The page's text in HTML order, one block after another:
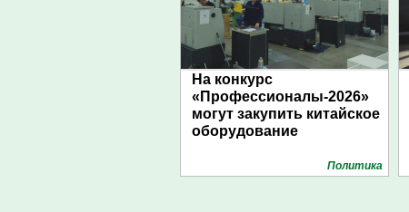
На конкурс
«Профессионалы-2026»
могут закупить китайское
оборудование
Политика